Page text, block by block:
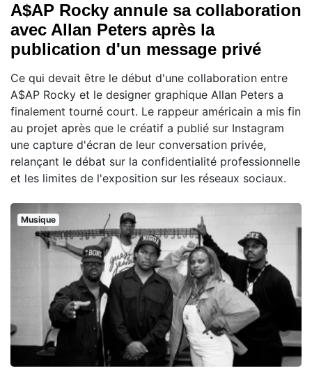
A$AP Rocky annule sa collaboration
avec Allan Peters après la
publication d'un message privé
Ce qui devait être le début d'une collaboration entre
A$AP Rocky et le designer graphique Allan Peters a
finalement tourné court. Le rappeur américain a mis fin
au projet après que le créatif a publié sur Instagram
une capture d'écran de leur conversation privée,
relançant le débat sur la confidentialité professionnelle
et les limites de l'exposition sur les réseaux sociaux.
Musique